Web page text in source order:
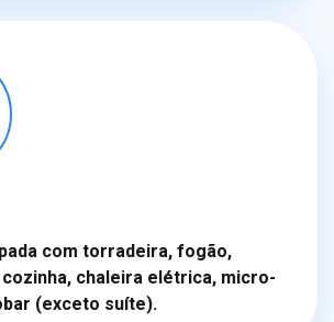
com torradeira, fogão,
chaleira elétrica, micro-
(exceto suíte).